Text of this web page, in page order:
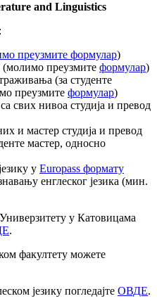
and Linguistics
преузмите формулар)
преузмите формулар)
(за студенте
преузмите формулар)
свих нивоа студија и превод
и мастер студија и превод
мастер, односно
у Еuropass формату
енглеског језика (мин.
у Катовицама
.
факултету можете
језику погледајте ОВДЕ.